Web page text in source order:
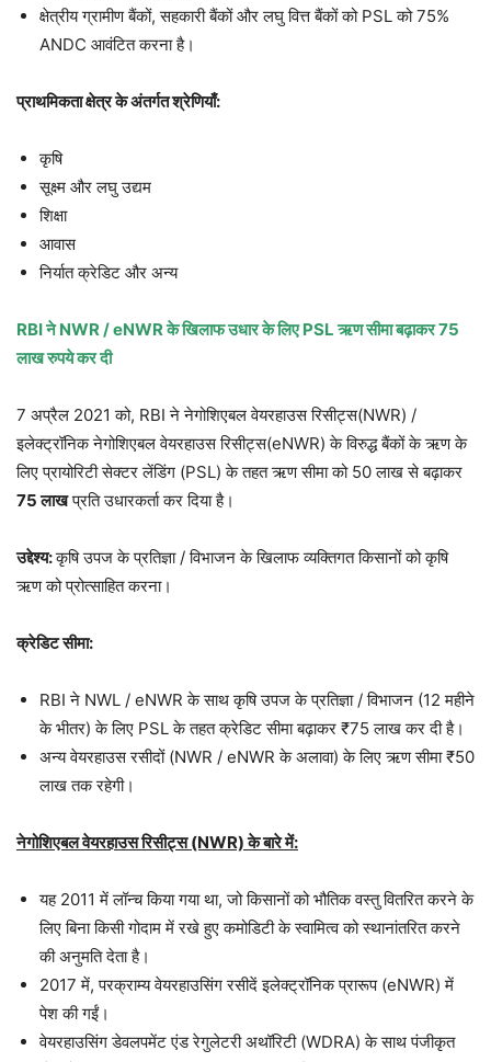
क्षेत्रीय ग्रामीण बैंकों, सहकारी बैंकों और लघु वित्त बैंकों को PSL को 75%
ANDC आवंटित करना है।
प्राथमिकता क्षेत्र के अंतर्गत श्रेणियाँ:
कृषि
सूक्ष्म और लघु उद्यम
शिक्षा
आवास
निर्यात क्रेडिट और अन्य
RBI ने NWR / eNWR के खिलाफ उधार के लिए PSL ऋण सीमा बढ़ाकर 75
लाख रुपये कर दी
7 अप्रैल 2021 को, RBI ने नेगोशिएबल वेयरहाउस रिसीट्स(NWR) /
इलेक्ट्रॉनिक नेगोशिएबल वेयरहाउस रिसीट्स(eNWR) के विरुद्ध बैंकों के ऋण के
लिए प्रायोरिटी सेक्टर लेंडिंग (PSL) के तहत ऋण सीमा को 50 लाख से बढ़ाकर
75 लाखप्रति उधारकर्ता कर दिया है।
उद्देश्य:कृषि उपज के प्रतिज्ञा / विभाजन के खिलाफ व्यक्तिगत किसानों को कृषि
ऋण को प्रोत्साहित करना।
क्रेडिट सीमा:
RBI ने NWL / eNWR के साथ कृषि उपज के प्रतिज्ञा / विभाजन (12 महीने
के भीतर) के लिए PSL के तहत क्रेडिट सीमा बढ़ाकर ₹75 लाख कर दी है।
अन्य वेयरहाउस रसीदों (NWR / eNWR के अलावा) के लिए ऋण सीमा ₹50
लाख तक रहेगी।
नेगोशिएबल वेयरहाउस रिसीट्स (NWR) के बारे में:
यह 2011 में लॉन्च किया गया था, जो किसानों को भौतिक वस्तु वितरित करने के
लिए बिना किसी गोदाम में रखे हुए कमोडिटी के स्वामित्व को स्थानांतरित करने
की अनुमति देता है।
2017 में, परक्राम्य वेयरहाउसिंग रसीदें इलेक्ट्रॉनिक प्रारूप (eNWR) में
पेश की गईं।
वेयरहाउसिंग डेवलपमेंट एंड रेगुलेटरी अथॉरिटी (WDRA) के साथ पंजीकृत